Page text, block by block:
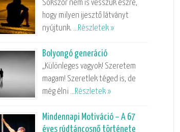
Sokszor nem is vesszük észre,
hogy milyen ijesztő látványt
nyújtunk. …Részletek »
Bolyongó generáció
„Különleges vagyok! Szeretem
magam! Szeretlek téged is, de
még élni …Részletek »
Mindennapi Motiváció – A 67
éves rúdtáncosnő története